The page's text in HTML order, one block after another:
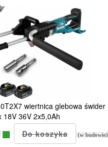
wiertnica glebowa świder
18V 36V 2x5,0Ah
(w budowie)